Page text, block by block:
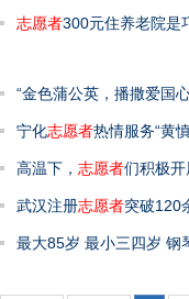
志愿者300元住养老院是
“金色蒲公英，播撒爱国
宁化志愿者热情服务“黄
高温下， 志愿者们积极
武汉注册志愿者突破120
最大85岁 最小三四岁 钢